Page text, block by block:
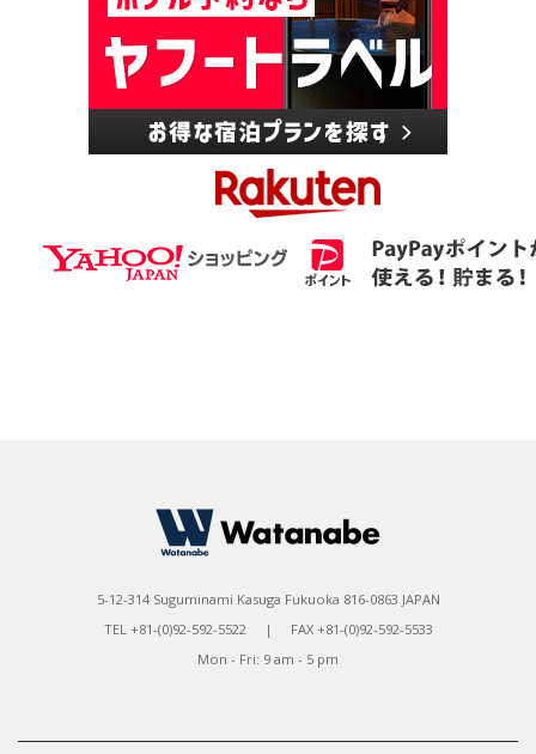
5-12-314 Suguminami Kasuga Fukuoka 816-0863 JAPAN
TEL +81-(0)92-592-5522 | FAX +81-(0)92-592-5533
Mon - Fri: 9 am - 5 pm